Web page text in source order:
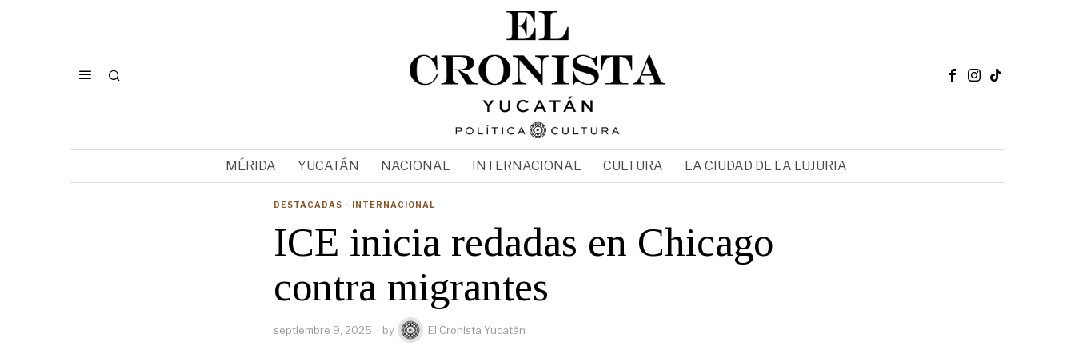
MÉRIDA YUCATÁN NACIONAL INTERNACIONAL CULTURA LA CIUDAD DE LA LUJURIA
DESTACADAS · INTERNACIONAL
ICE inicia redadas en Chicago
contra migrantes
septiembre 9, 2025 by El Cronista Yucatán